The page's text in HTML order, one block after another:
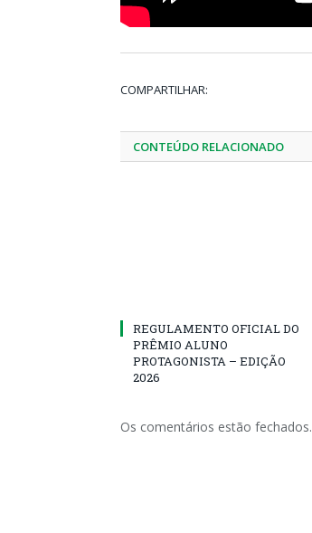
COMPARTILHAR:
CONTEÚDO RELACIONADO
REGULAMENTO OFICIAL DO
PRÊMIO ALUNO
PROTAGONISTA – EDIÇÃO
2026
Os comentários estão fechados.